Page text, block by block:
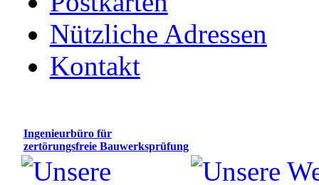
Nützliche Adressen
Kontakt
Ingenieurbüro für
zertörungsfreie Bauwerksprüfung